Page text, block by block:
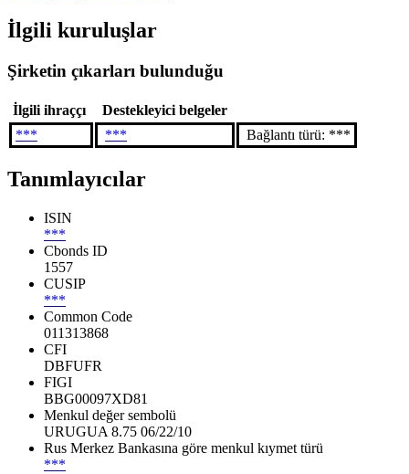
İlgili kuruluşlar
Şirketin çıkarları bulunduğu
İlgili ihraççı
Destekleyici belgeler
***
*** Bağlantı türü: ***
Tanımlayıcılar
ISIN
***
Cbonds ID
1557
CUSIP
***
Common Code
011313868
CFI
DBFUFR
FIGI
BBG00097XD81
Menkul değer sembolü
URUGUA 8.75 06/22/10
Rus Merkez Bankasına göre menkul kıymet türü
***